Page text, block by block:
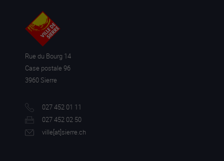
Rue du Bourg 14
Case postale 96
3960 Sierre
027 452 01 11
027 452 02 50
ville[at]sierre.ch